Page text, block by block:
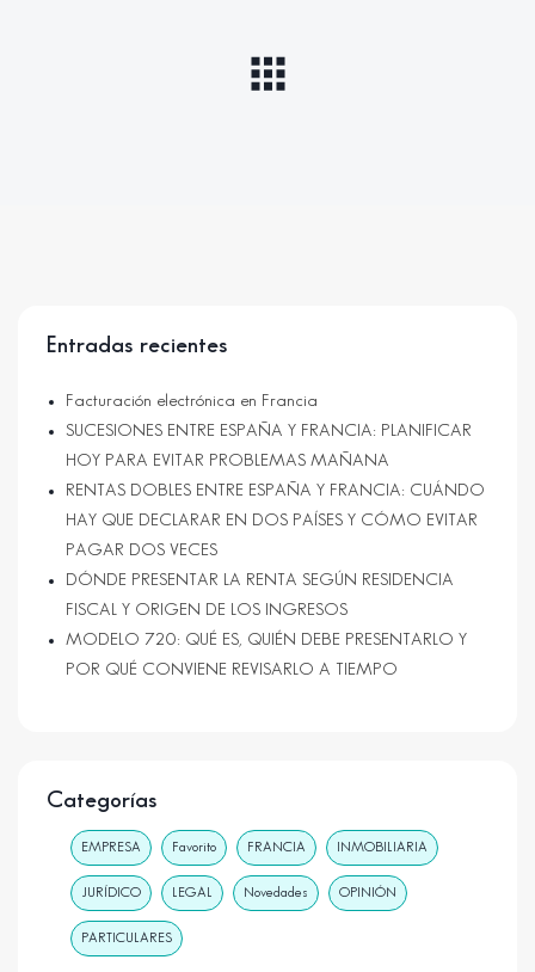
Entradas recientes
Facturación electrónica en Francia
SUCESIONES ENTRE ESPAÑA Y FRANCIA: PLANIFICAR
HOY PARA EVITAR PROBLEMAS MAÑANA
RENTAS DOBLES ENTRE ESPAÑA Y FRANCIA: CUÁNDO
HAY QUE DECLARAR EN DOS PAÍSES Y CÓMO EVITAR
PAGAR DOS VECES
DÓNDE PRESENTAR LA RENTA SEGÚN RESIDENCIA
FISCAL Y ORIGEN DE LOS INGRESOS
MODELO 720: QUÉ ES, QUIÉN DEBE PRESENTARLO Y
POR QUÉ CONVIENE REVISARLO A TIEMPO
Categorías
EMPRESA Favorito FRANCIA INMOBILIARIA
JURÍDICO LEGAL Novedades OPINIÓN
PARTICULARES